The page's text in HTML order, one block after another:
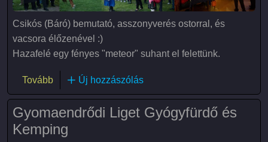
Csikós (Báró) bemutató, asszonyverés ostorral, és
vacsora élőzenével :)
Hazafelé egy fényes "meteor" suhant el felettünk.
Tovább(Kondorosi kalandok)
Új hozzászólás
Gyomaendrődi Liget Gyógyfürdő és
Kemping